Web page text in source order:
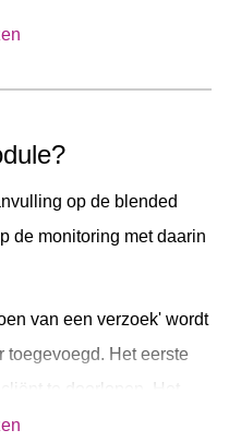
Kentron), Reinier van
van de Put (IrisZorg),
en CRA-
op de blended
de monitoring met daarin
van een verzoek' wordt
toegevoegd. Het eerste
te doorlopen. Het
van een (face-to-